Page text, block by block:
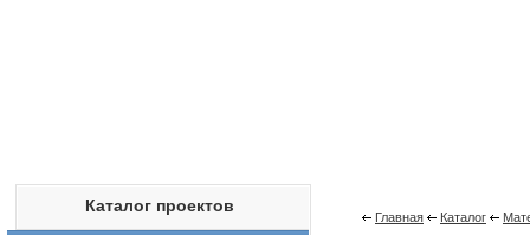
Каталог проектов
Главная Каталог